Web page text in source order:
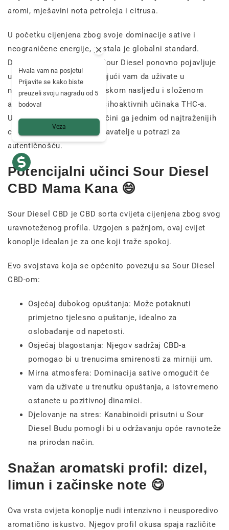
aromi, mješavini nota petroleja i citrusa.
U početku cijenjena zbog svoje dominacije sative i
neograničene energije, postala je globalni standard.
Danas se cvijet konoplje Sour Diesel ponovno pojavljuje
u legalnoj verziji, omogućujući vam da uživate u
njegovom iznimnom genetskom nasljeđu i složenom
aromatskom profilu bez psihoaktivnih učinaka THC-a.
Upravo ta bogata povijest čini ga jednim od najtraženijih
cvjetnih proizvoda za poznavatelje u potrazi za
autentičnošću.
Potencijalni učinci Sour Diesel
CBD Mama Kana 😄
Sour Diesel CBD je CBD sorta cvijeta cijenjena zbog svog
uravnoteženog profila. Uzgojen s pažnjom, ovaj cvijet
konoplje idealan je za one koji traže spokoj.
Evo svojstava koja se općenito povezuju sa Sour Diesel
CBD-om:
Osjećaj dubokog opuštanja: Može potaknuti
primjetno tjelesno opuštanje, idealno za
oslobađanje od napetosti.
Osjećaj blagostanja: Njegov sadržaj CBD-a
pomogao bi u trenucima smirenosti za mirniji um.
Mirna atmosfera: Dominacija sative omogućit će
vam da uživate u trenutku opuštanja, a istovremeno
ostanete u pozitivnoj dinamici.
Djelovanje na stres: Kanabinoidi prisutni u Sour
Diesel Budu pomogli bi u održavanju opće ravnoteže
na prirodan način.
Snažan aromatski profil: dizel,
limun i začinske note 😋
Ova vrsta cvijeta konoplje nudi intenzivno i neusporedivo
aromatično iskustvo. Njegov profil okusa spaja različite
Hvala vam na posjetu!
Prijavite se kako biste
preuzeli svoju nagradu od 5
bodova!
Veza